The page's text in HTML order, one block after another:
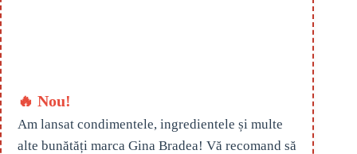
🔥 Nou!
Am lansat condimentele, ingredientele și multe
alte bunătăți marca Gina Bradea! Vă recomand să